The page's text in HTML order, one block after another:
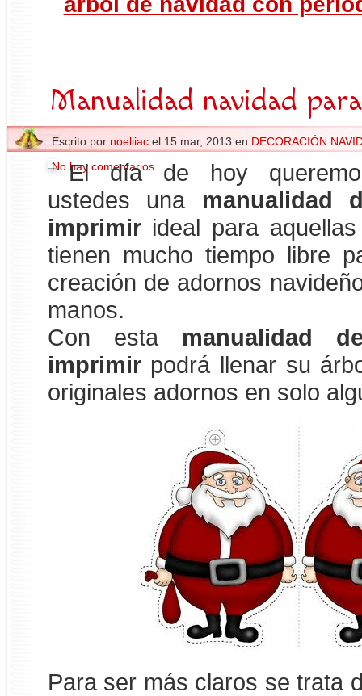
Manualidad navidad
Escrito por noeliiacel 15 mar, 2013 en DECORACIÓN
No hay comentarios
El día de hoy
ustedes una manualidad
imprimirideal para
tienen mucho tiempo libre
creación de adornos
manos.
Con esta manualidad
imprimirpodrá llenar su
originales adornos en solo
Para ser más claros se trata